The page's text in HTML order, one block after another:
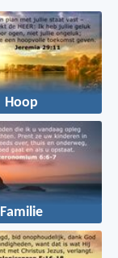
Hoop
Familie